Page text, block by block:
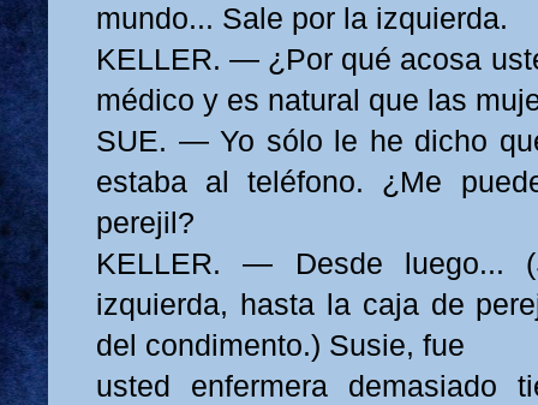
mundo... Sale por la izquierda.
KELLER. — ¿Por qué acosa
médico y es natural que las
SUE. — Yo sólo le he dicho
estaba al teléfono. ¿Me
perejil?
KELLER. — Desde luego...
izquierda, hasta la caja de
del condimento.) Susie, fue
usted enfermera demasiado